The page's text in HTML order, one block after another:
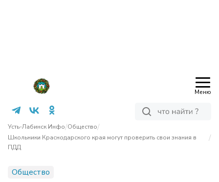
Меню
Усть-Лабинск Инфо/Общество/
Школьники Краснодарского края могут проверить свои знания в
ПДД
/
Общество